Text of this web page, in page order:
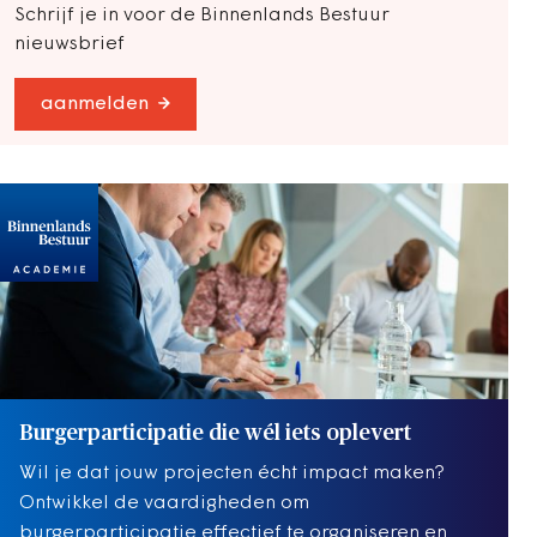
Schrijf je in voor de Binnenlands Bestuur
nieuwsbrief
aanmelden
Burgerparticipatie die wél iets oplevert
Wil je dat jouw projecten écht impact maken?
Ontwikkel de vaardigheden om
burgerparticipatie effectief te organiseren en